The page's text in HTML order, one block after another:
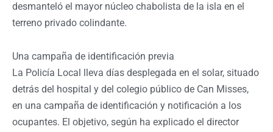
desmanteló el mayor núcleo chabolista de la isla en el
terreno privado colindante.
Una campaña de identificación previa
La Policía Local lleva días desplegada en el solar, situado
detrás del hospital y del colegio público de Can Misses,
en una campaña de identificación y notificación a los
ocupantes. El objetivo, según ha explicado el director